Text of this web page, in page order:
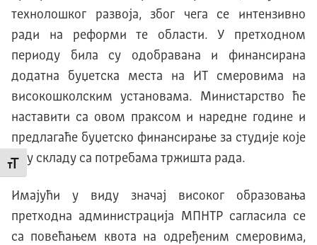
Промени величину слова
технолошког развоја, због чега се интензивно
ради на реформи те области. У претходном
периоду била су одобравана и финансирана
додатна буџетска места на ИТ смеровима на
високошколским установама. Министарство ће
наставити са овом праксом и наредне године и
предлагаће буџетско финансирање за студије које
су у складу са потребама тржишта рада.
Имајући у виду значај високог образовања
претходна администрација МПНТР сагласила се
са повећањем квота на одређеним смеровима,